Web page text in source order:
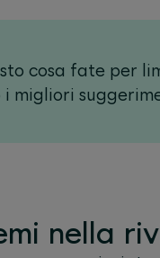
cosa fate per
migliori
nella